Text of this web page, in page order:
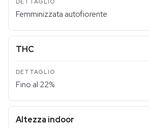
Femminizzata autofiorente
THC
Fino al 22%
Altezza indoor